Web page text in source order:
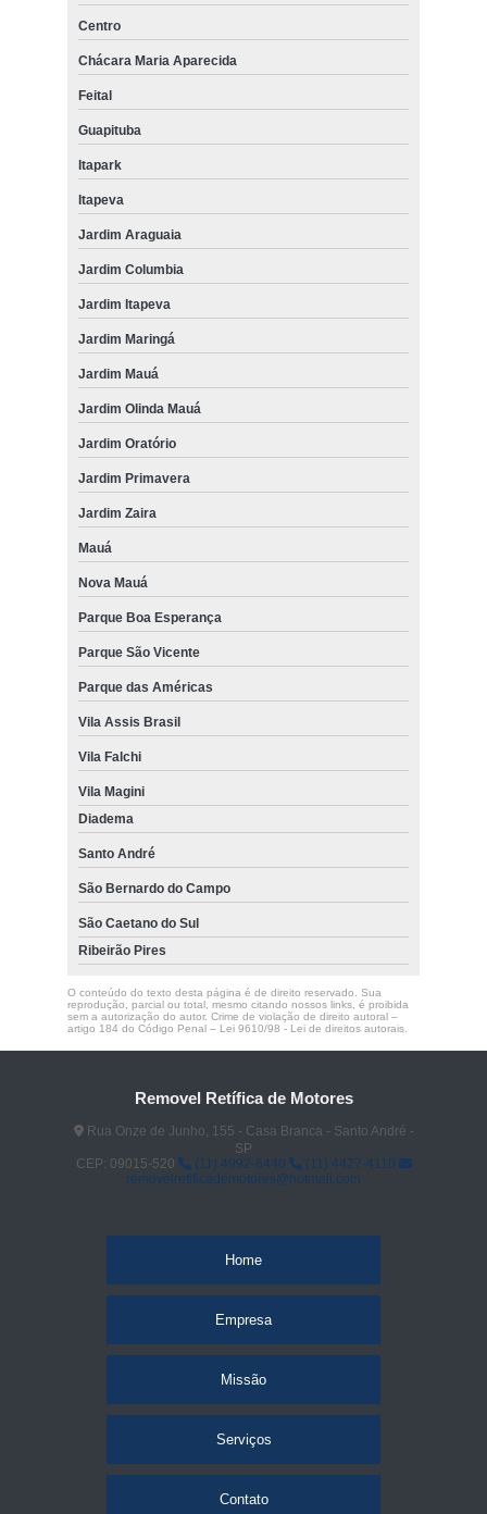
Centro
Chácara Maria Aparecida
Feital
Guapituba
Itapark
Itapeva
Jardim Araguaia
Jardim Columbia
Jardim Itapeva
Jardim Maringá
Jardim Mauá
Jardim Olinda Mauá
Jardim Oratório
Jardim Primavera
Jardim Zaira
Mauá
Nova Mauá
Parque Boa Esperança
Parque São Vicente
Parque das Américas
Vila Assis Brasil
Vila Falchi
Vila Magini
Diadema
Santo André
São Bernardo do Campo
São Caetano do Sul
Ribeirão Pires
O conteúdo do texto desta página é de direito reservado. Sua
reprodução, parcial ou total, mesmo citando nossos links, é proibida
sem a autorização do autor. Crime de violação de direito autoral –
artigo 184 do Código Penal – Lei 9610/98 - Lei de direitos autorais.
Removel Retífica de Motores
Rua Onze de Junho, 155 - Casa Branca - Santo André -
SP
CEP: 09015-520
(11) 4992-6440
(11) 4427-4110
removelretificademotores@hotmail.com
Home
Empresa
Missão
Serviços
Contato